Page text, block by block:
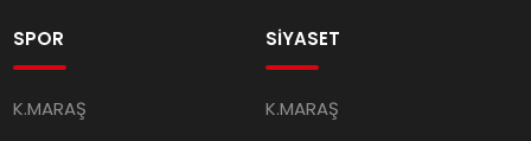
SPOR
K.MARAŞ
SİYASET
K.MARAŞ